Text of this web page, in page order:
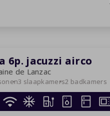
6p. jacuzzi airco
de Lanzac
3 slaapkamers2 badkamers